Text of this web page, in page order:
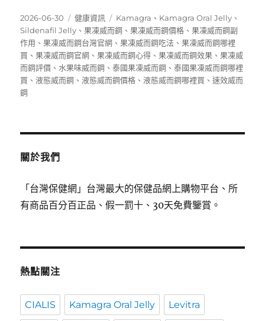
發
佈
日
期:
2026-06-30
分
類
健康資訊
標
籤
Kamagra 、 Kamagra Oral Jelly 、
Sildenafil Jelly 、果凍威而鋼 、果凍威而鋼價格 、果凍威而鋼副
作用 、果凍威而鋼台灣官網 、果凍威而鋼吃法 、果凍威而鋼哪裡
買 、果凍威而鋼官網 、果凍威而鋼心得 、果凍威而鋼效果 、果凍威
而鋼評價 、 水果味威而鋼 、泰國果凍威而鋼 、泰國果凍威而鋼哪裡
買 、液態威而鋼 、液態威而鋼價格 、液態威而鋼哪裡買 、速效威而
鋼
關於我們
「台灣保健網」台灣最大的保健品網上購物平台、所
有商品百分百正品、假一罰十、30天免費鑒賞。
熱點關注
CIALIS Kamagra Oral Jelly Levitra